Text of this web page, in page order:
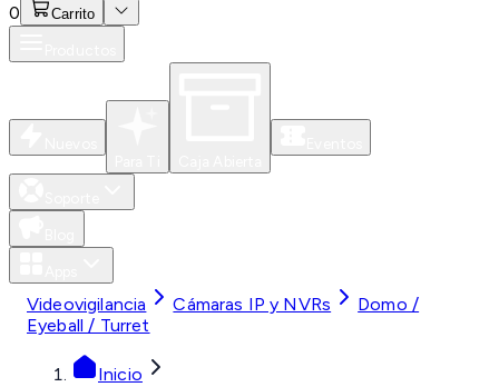
0 Carrito
Videovigilancia Cámaras IP y NVRs
Domo /
Eyeball / Turret
Inicio